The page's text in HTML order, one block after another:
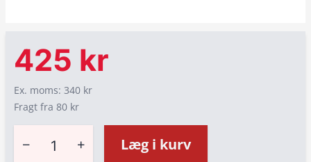
425 kr
Ex. moms: 340 kr
Fragt fra 80 kr
− + Læg i kurv